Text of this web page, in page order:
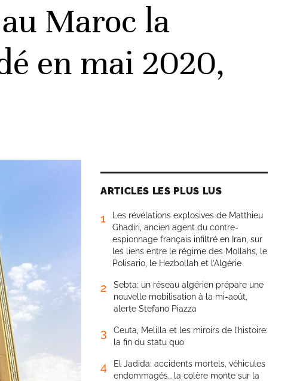
Maroc la
en mai 2020,
ARTICLES LES PLUS LUS
1
Les révélations explosives de Matthieu
Ghadiri, ancien agent du contre-
espionnage français infiltré en Iran, sur
les liens entre le régime des Mollahs, le
Polisario, le Hezbollah et l’Algérie
2
Sebta: un réseau algérien prépare une
nouvelle mobilisation à la mi-août,
alerte Stefano Piazza
3
Ceuta, Melilla et les miroirs de l’histoire:
la fin du statu quo
4
El Jadida: accidents mortels, véhicules
endommagés… la colère monte sur la